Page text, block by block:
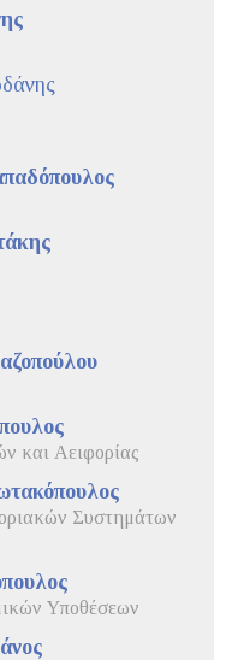
και Αειφορίας
Συστημάτων
Υποθέσεων